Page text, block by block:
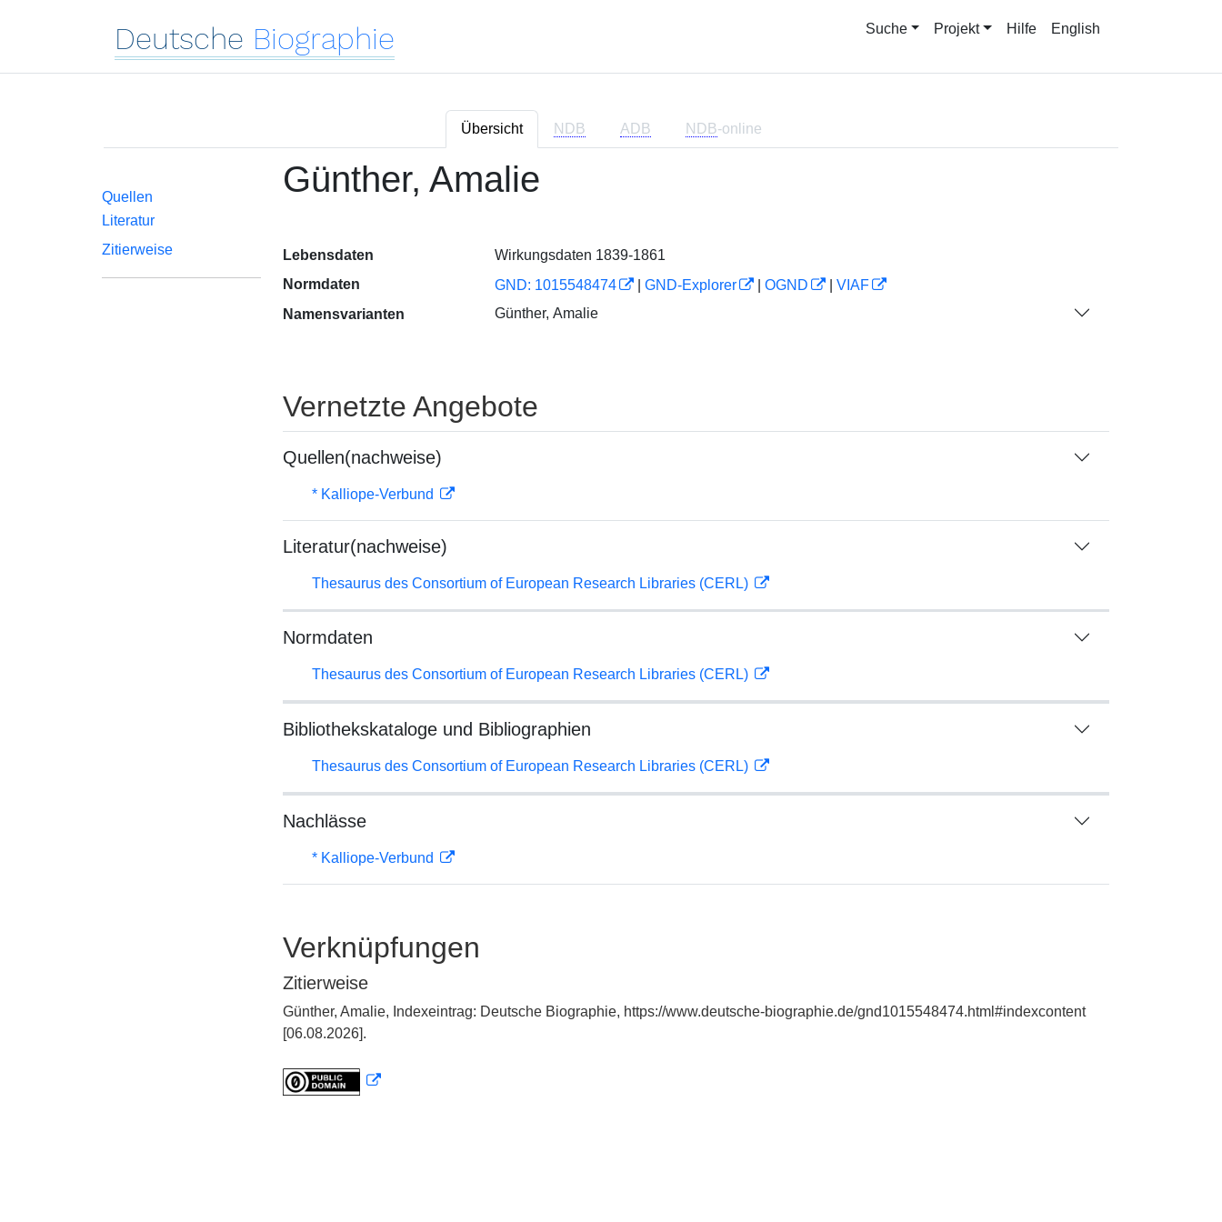
Deutsche Biographie Suche Projekt Hilfe English
Übersicht NDB ADB NDB-online
Quellen
Literatur
Zitierweise
Günther, Amalie
Lebensdaten
Wirkungsdaten 1839-1861
Normdaten
GND: 1015548474 GND-Explorer OGND
VIAF
Namensvarianten
Günther, Amalie
Vernetzte Angebote
Quellen(nachweise)
* Kalliope-Verbund
Literatur(nachweise)
Thesaurus des Consortium of European Research Libraries (CERL)
Normdaten
Thesaurus des Consortium of European Research Libraries (CERL)
Bibliothekskataloge und Bibliographien
Thesaurus des Consortium of European Research Libraries (CERL)
Nachlässe
* Kalliope-Verbund
Verknüpfungen
Zitierweise
Günther, Amalie, Indexeintrag: Deutsche Biographie, https://www.deutsche-biographie.de/gnd1015548474.html#indexcontent
[06.08.2026].